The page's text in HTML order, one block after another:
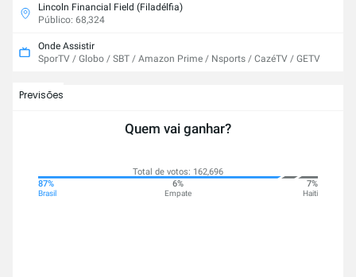
Lincoln Financial Field (Filadélfia)
Público: 68,324
Onde Assistir
SporTV / Globo / SBT / Amazon Prime / Nsports / CazéTV / GETV
Previsões
Quem vai ganhar?
Total de votos: 162,696
87%
Brasil
6%
Empate
7%
Haiti